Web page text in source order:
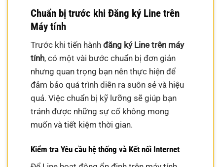
Chuẩn bị trước khi Đăng ký Line trên
Máy tính
Trước khi tiến hànhđăng ký Line trên máy
tính, có một vài bước chuẩn bị đơn giản
nhưng quan trọng bạn nên thực hiện để
đảm bảo quá trình diễn ra suôn sẻ và hiệu
quả. Việc chuẩn bị kỹ lưỡng sẽ giúp bạn
tránh được những sự cố không mong
muốn và tiết kiệm thời gian.
Kiểm tra Yêu cầu hệ thống và Kết nối Internet